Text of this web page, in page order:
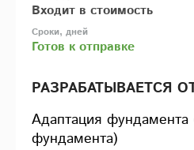
Входит в стоимость
Готов к отправке
РАЗРАБАТЫВАЕТСЯ
Адаптация
фундамента)